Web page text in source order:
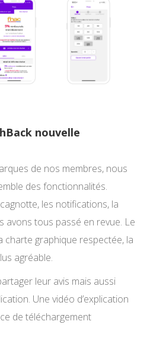
nouvelle
de nos membres, nous
des fonctionnalités.
les notifications, la
avons tous passé en revue. Le
charte graphique respectée, la
agréable.
leur avis mais aussi
Une vidéo d’explication
de téléchargement